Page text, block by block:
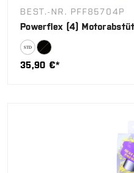
BEST.-NR. PFF85704P
Powerflex (4)
35,90 €*